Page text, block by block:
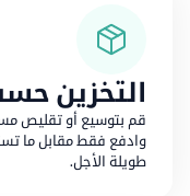
التخزين
قم بتوسيع أو تقليص
وادفع فقط مقابل ما
طويلة الأجل.